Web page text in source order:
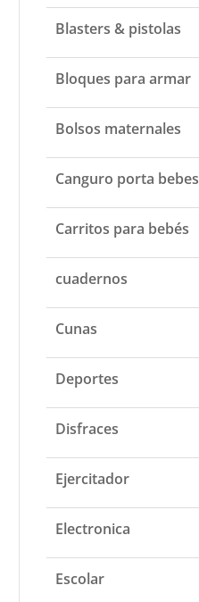
Blasters & pistolas
Bloques para armar
Bolsos maternales
Canguro porta bebes
Carritos para bebés
cuadernos
Cunas
Deportes
Disfraces
Ejercitador
Electronica
Escolar